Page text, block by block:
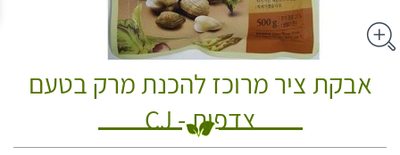
אבקת ציר מרוכז להכנת מרק בטעם
צדפות - CJ